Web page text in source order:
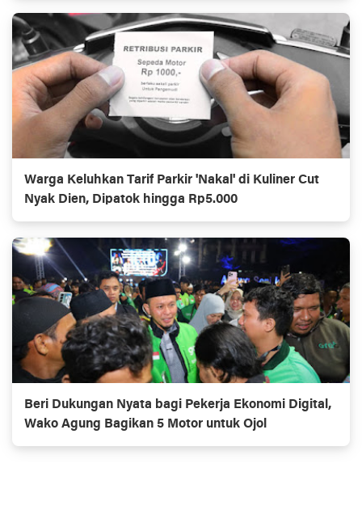
Warga Keluhkan Tarif Parkir 'Nakal' di Kuliner Cut
Nyak Dien, Dipatok hingga Rp5.000
Beri Dukungan Nyata bagi Pekerja Ekonomi Digital,
Wako Agung Bagikan 5 Motor untuk Ojol